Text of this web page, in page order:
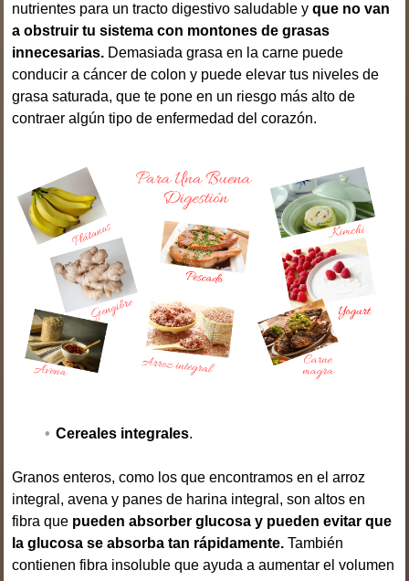
nutrientes para un tracto digestivo saludable yque no van
a obstruir tu sistema con montones de grasas
innecesarias. Demasiada grasa en la carne puede
conducir a cáncer de colon y puede elevar tus niveles de
grasa saturada, que te pone en un riesgo más alto de
contraer algún tipo de enfermedad del corazón.
Cereales integrales.
Granos enteros, como los que encontramos en el arroz
integral, avena y panes de harina integral, son altos en
fibra que pueden absorber glucosa y pueden evitar que
la glucosa se absorba tan rápidamente. También
contienen fibra insoluble que ayuda a aumentar el volumen